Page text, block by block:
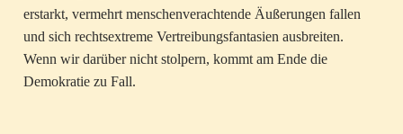
erstarkt, vermehrt menschenverachtende Äußerungen fallen
und sich rechtsextreme Vertreibungsfantasien ausbreiten.
Wenn wir darüber nicht stolpern, kommt am Ende die
Demokratie zu Fall.